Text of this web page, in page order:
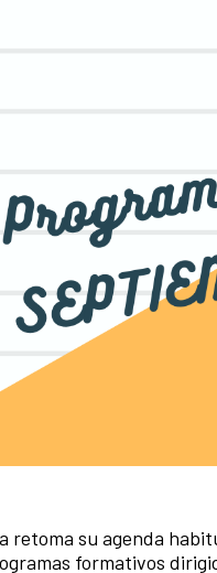
retoma su agenda
formativos